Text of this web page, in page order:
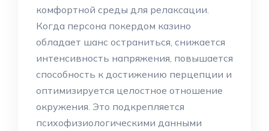
комфортной среды для релаксации.
Когда персона покердом казино
обладает шанс остраниться, снижается
интенсивность напряжения, повышается
способность к достижению перцепции и
оптимизируется целостное отношение
окружения. Это подкрепляется
психофизиологическими данными